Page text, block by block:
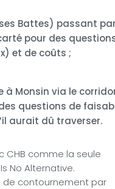
Battes) passant
pour des
et de coûts ;
à Monsin via le
questions de
aurait dû traverser.
CHB comme la seule
No Alternative.
de contournement par